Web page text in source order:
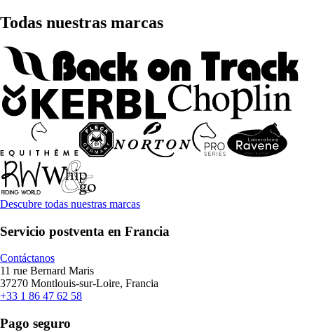
Todas nuestras marcas
Descubre todas nuestras marcas
Servicio postventa en Francia
Contáctanos
11 rue Bernard Maris
37270 Montlouis-sur-Loire, Francia
+33 1 86 47 62 58
Pago seguro